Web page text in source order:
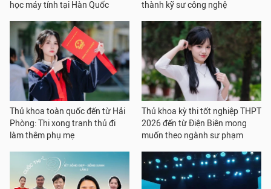
học máy tính tại Hàn Quốc
thành kỹ sư công nghệ
Thủ khoa toàn quốc đến từ Hải
Phòng: Thi xong tranh thủ đi
làm thêm phụ mẹ
Thủ khoa kỳ thi tốt nghiệp THPT
2026 đến từ Điện Biên mong
muốn theo ngành sư phạm